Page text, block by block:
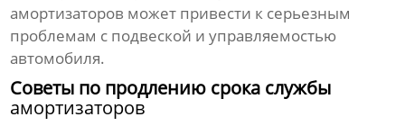
амортизаторов может привести к серьезным
проблемам с подвеской и управляемостью
автомобиля.
Советы по продлению срока службы
амортизаторов